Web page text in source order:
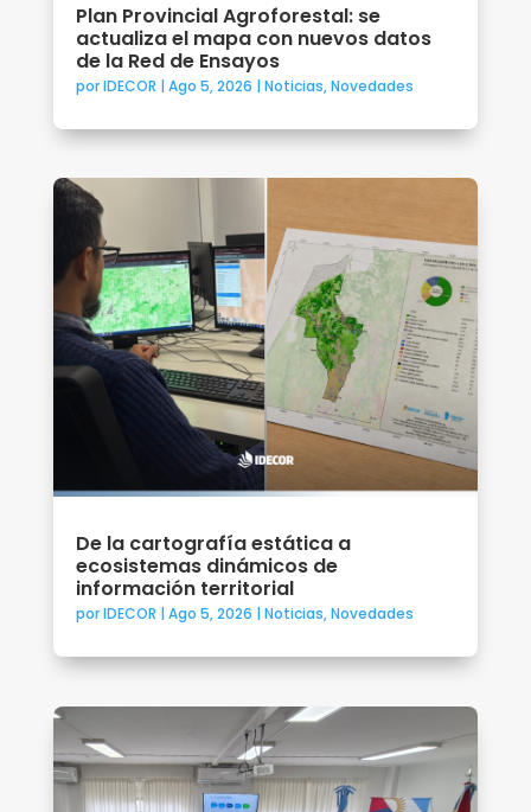
Plan Provincial Agroforestal: se
actualiza el mapa con nuevos datos
de la Red de Ensayos
porIDECOR | Ago 5, 2026 | Noticias,Novedades
De la cartografía estática a
ecosistemas dinámicos de
información territorial
porIDECOR | Ago 5, 2026 | Noticias,Novedades